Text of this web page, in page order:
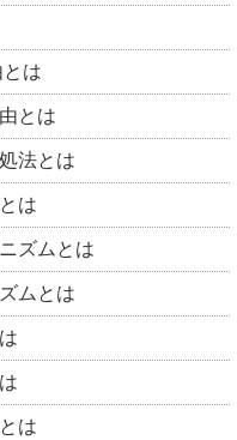
は
とは
法とは
は
ズムとは
ムとは
は